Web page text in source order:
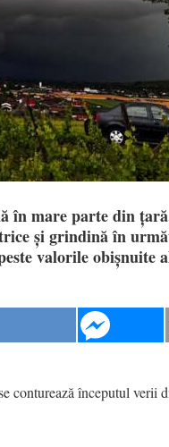
în mare parte din
și grindină în
valorile obișnuite
conturează începutul verii